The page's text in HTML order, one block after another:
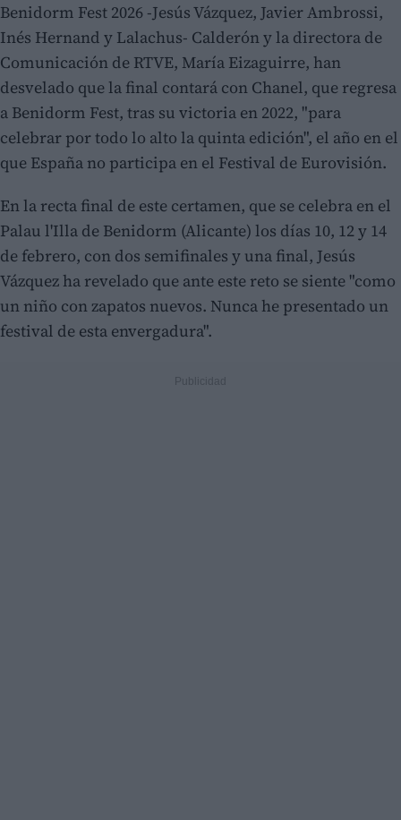
Benidorm Fest 2026 -Jesús Vázquez, Javier Ambrossi,
Inés Hernand y Lalachus- Calderón y la directora de
Comunicación de RTVE, María Eizaguirre, han
desvelado que la final contará con Chanel, que regresa
a Benidorm Fest, tras su victoria en 2022, "para
celebrar por todo lo alto la quinta edición", el año en el
que España no participa en el Festival de Eurovisión.
En la recta final de este certamen, que se celebra en el
Palau l'Illa de Benidorm (Alicante) los días 10, 12 y 14
de febrero, con dos semifinales y una final, Jesús
Vázquez ha revelado que ante este reto se siente "como
un niño con zapatos nuevos. Nunca he presentado un
festival de esta envergadura".